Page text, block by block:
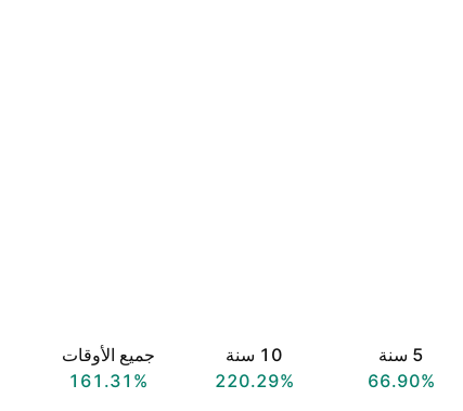
‎5‎ سنة
66.90%
‎10‎ سنة
220.29%
جميع الأوقات
161.31%